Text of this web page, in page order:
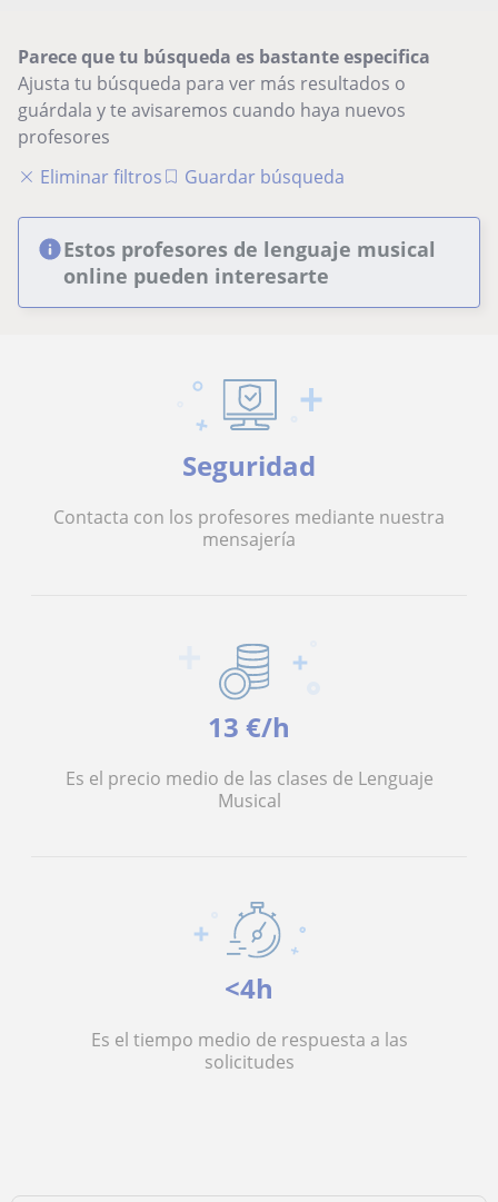
Parece que tu búsqueda es bastante especifica
Ajusta tu búsqueda para ver más resultados o
guárdala y te avisaremos cuando haya nuevos
profesores
Eliminar filtros
Guardar búsqueda
Estos profesores de lenguaje musical
online pueden interesarte
Seguridad
Contacta con los profesores mediante nuestra
mensajería
13 €/h
Es el precio medio de las clases de Lenguaje
Musical
<4h
Es el tiempo medio de respuesta a las
solicitudes